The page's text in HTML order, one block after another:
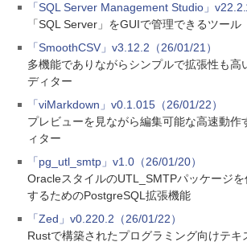
「SQL Server Management Studio」
「SQL Server」をGUIで管理できるツール
「SmoothCSV」v3.12.2（26/01/21）
多機能でありながらシンプルで拡張性も高
ディター
「viMarkdown」v0.1.015（26/01/22）
プレビューを見ながら編集可能な高速動作
ィター
「pg_utl_smtp」v1.0（26/01/20）
OracleスタイルのUTL_SMTPパッケージ
するためのPostgreSQL拡張機能
「Zed」v0.220.2（26/01/22）
Rustで構築されたプログラミング向けテキ